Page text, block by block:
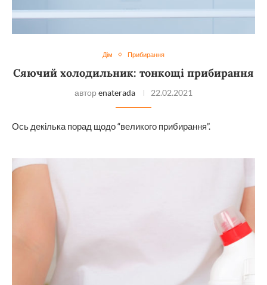
Дім Прибирання
Сяючий холодильник: тонкощі прибирання
автор enaterada 22.02.2021
Ось декілька порад щодо “великого прибирання”.